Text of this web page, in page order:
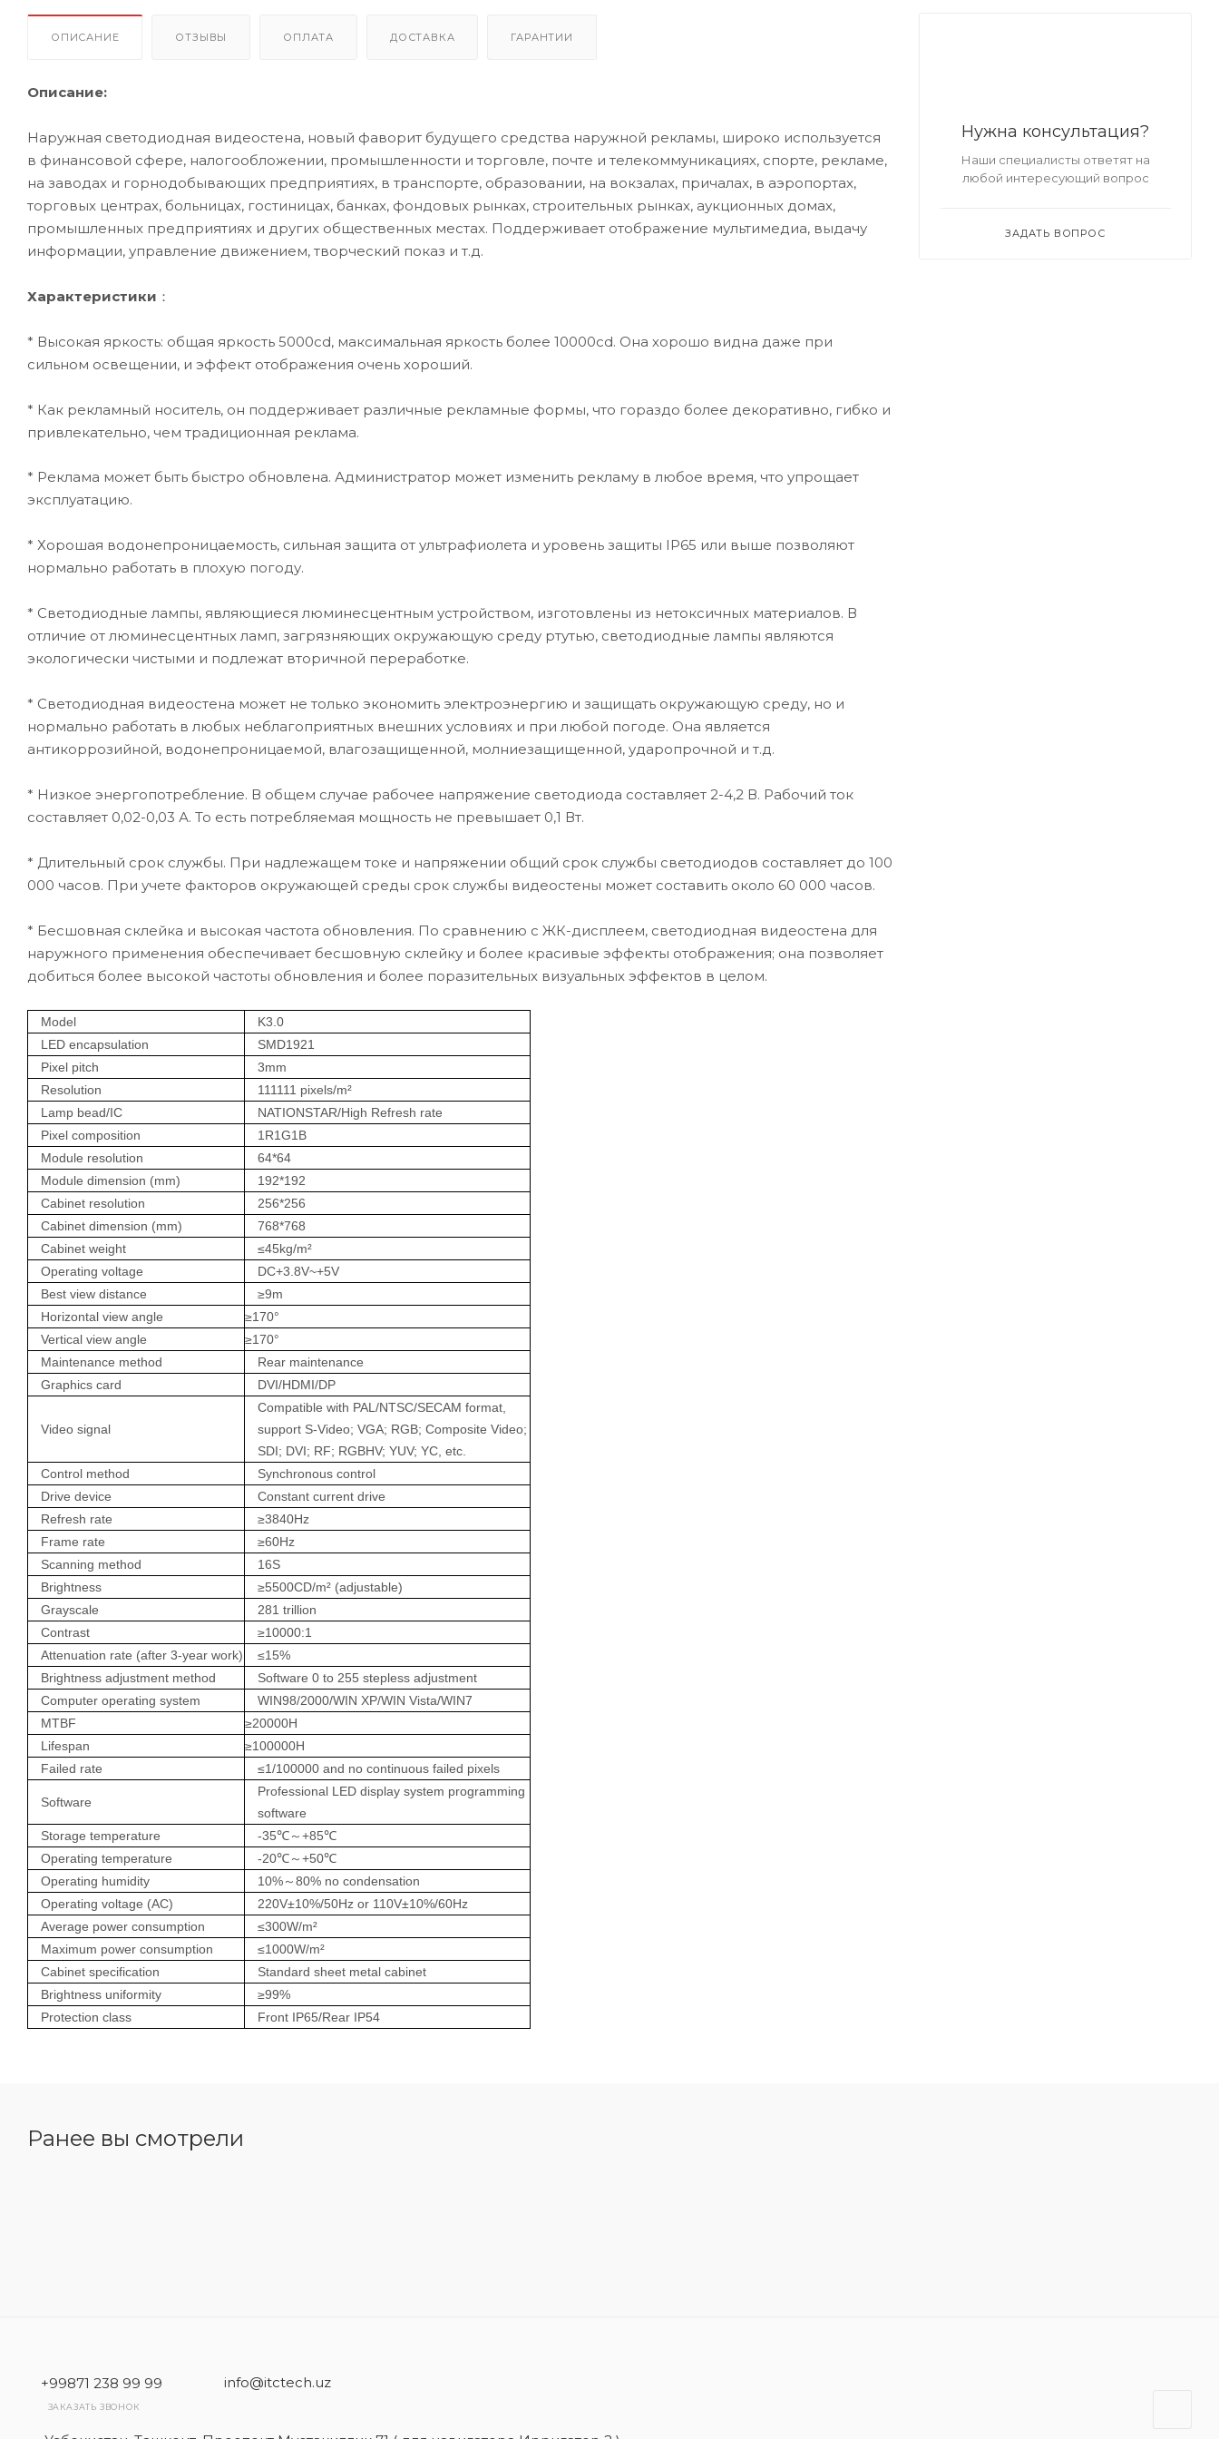
ОПИСАНИЕ ОТЗЫВЫ ОПЛАТА ДОСТАВКА ГАРАНТИИ
Описание:
Наружная светодиодная видеостена, новый фаворит будущего средства наружной рекламы, широко используется
в финансовой сфере, налогообложении, промышленности и торговле, почте и телекоммуникациях, спорте, рекламе,
на заводах и горнодобывающих предприятиях, в транспорте, образовании, на вокзалах, причалах, в аэропортах,
торговых центрах, больницах, гостиницах, банках, фондовых рынках, строительных рынках, аукционных домах,
промышленных предприятиях и других общественных местах. Поддерживает отображение мультимедиа, выдачу
информации, управление движением, творческий показ и т.д.
Характеристики ：
* Высокая яркость: общая яркость 5000cd, максимальная яркость более 10000cd. Она хорошо видна даже при
сильном освещении, и эффект отображения очень хороший.
* Как рекламный носитель, он поддерживает различные рекламные формы, что гораздо более декоративно, гибко и
привлекательно, чем традиционная реклама.
* Реклама может быть быстро обновлена. Администратор может изменить рекламу в любое время, что упрощает
эксплуатацию.
* Хорошая водонепроницаемость, сильная защита от ультрафиолета и уровень защиты IP65 или выше позволяют
нормально работать в плохую погоду.
* Светодиодные лампы, являющиеся люминесцентным устройством, изготовлены из нетоксичных материалов. В
отличие от люминесцентных ламп, загрязняющих окружающую среду ртутью, светодиодные лампы являются
экологически чистыми и подлежат вторичной переработке.
* Светодиодная видеостена может не только экономить электроэнергию и защищать окружающую среду, но и
нормально работать в любых неблагоприятных внешних условиях и при любой погоде. Она является
антикоррозийной, водонепроницаемой, влагозащищенной, молниезащищенной, ударопрочной и т.д.
* Низкое энергопотребление. В общем случае рабочее напряжение светодиода составляет 2-4,2 В. Рабочий ток
составляет 0,02-0,03 А. То есть потребляемая мощность не превышает 0,1 Вт.
* Длительный срок службы. При надлежащем токе и напряжении общий срок службы светодиодов составляет до 100
000 часов. При учете факторов окружающей среды срок службы видеостены может составить около 60 000 часов.
* Бесшовная склейка и высокая частота обновления. По сравнению с ЖК-дисплеем, светодиодная видеостена для
наружного применения обеспечивает бесшовную склейку и более красивые эффекты отображения; она позволяет
добиться более высокой частоты обновления и более поразительных визуальных эффектов в целом.
Model
K3.0
LED encapsulation
SMD1921
Pixel pitch
3mm
Resolution
111111 pixels/m²
Lamp bead/IC NATIONSTAR/High Refresh rate
Pixel composition
1R1G1B
Module resolution
64*64
Module dimension (mm)
192*192
Cabinet resolution
256*256
Cabinet dimension (mm)
768*768
Cabinet weight ≤45kg/m²
Operating voltage
DC+3.8V~+5V
Best view distance ≥9m
Horizontal view angle
≥170°
Vertical view angle
≥170°
Maintenance method
Rear maintenance
Graphics card
DVI/HDMI/DP
Video signal
Compatible with PAL/NTSC/SECAM format,
support S-Video; VGA; RGB; Composite Video;
SDI; DVI; RF; RGBHV; YUV; YC, etc.
Control method
Synchronous control
Drive device
Constant current drive
Refresh rate ≥3840Hz
Frame rate ≥60Hz
Scanning method
16S
Brightness
≥5500CD/m² (adjustable)
Grayscale
281 trillion
Contrast
≥10000:1
Attenuation rate (after 3-year work) ≤15%
Brightness adjustment method
Software 0 to 255 stepless adjustment
Computer operating system
WIN98/2000/WIN XP/WIN Vista/WIN7
MTBF
≥20000H
Lifespan
≥100000H
Failed rate ≤1/100000 and no continuous failed pixels
Software
Professional LED display system programming
software
Storage temperature -35℃～+85℃
Operating temperature -20℃～+50℃
Operating humidity 10%～80% no condensation
Operating voltage (AC) 220V±10%/50Hz or 110V±10%/60Hz
Average power consumption ≤300W/m²
Maximum power consumption ≤1000W/m²
Cabinet specification
Standard sheet metal cabinet
Brightness uniformity ≥99%
Protection class Front IP65/Rear IP54
Нужна консультация?
Наши специалисты ответят на
любой интересующий вопрос
ЗАДАТЬ ВОПРОС
Ранее вы смотрели
+99871 238 99 99
ЗАКАЗАТЬ ЗВОНОК
info@itctech.uz